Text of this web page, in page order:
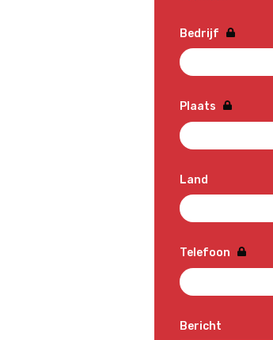
Bedrijf
Plaats
Land
Telefoon
Bericht